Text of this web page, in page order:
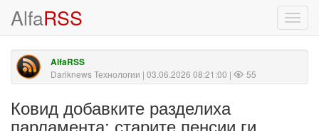
AlfaRSS
AlfaRSS
Dariknews Технологии | 03.06.2026 08:21:00 | 55
Ковид добавките разделиха
парламента: старите пенсии ги